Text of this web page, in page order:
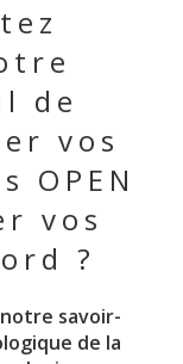
de
vos
OPEN
vos
?
savoir-
de la